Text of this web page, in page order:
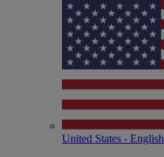
United States - English